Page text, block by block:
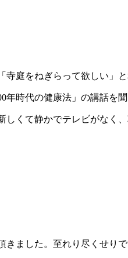
庭をねぎらって欲しい」
時代の健康法」の講話を
くて静かでテレビがなく
ました。至れり尽くせり